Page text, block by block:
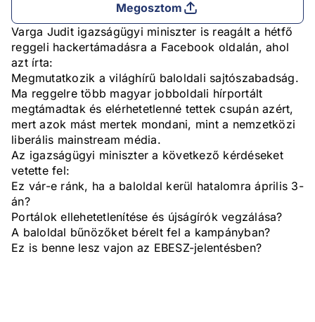
Megosztom
Varga Judit igazságügyi miniszter is reagált a hétfő
reggeli hackertámadásra a Facebook oldalán, ahol
azt írta:
Megmutatkozik a világhírű baloldali sajtószabadság.
Ma reggelre több magyar jobboldali hírportált
megtámadtak és elérhetetlenné tettek csupán azért,
mert azok mást mertek mondani, mint a nemzetközi
liberális mainstream média.
Az igazságügyi miniszter a következő kérdéseket
vetette fel:
Ez vár-e ránk, ha a baloldal kerül hatalomra április 3-
án?
Portálok ellehetetlenítése és újságírók vegzálása?
A baloldal bűnözőket bérelt fel a kampányban?
Ez is benne lesz vajon az EBESZ-jelentésben?